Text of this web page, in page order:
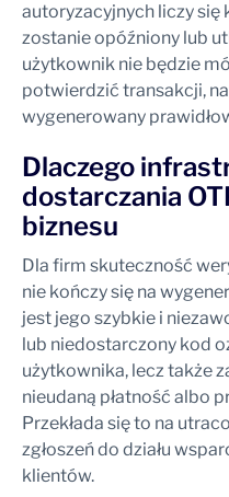
autoryzacyjnych liczy się
zostanie opóźniony lub
użytkownik nie będzie
potwierdzić transakcji,
wygenerowany
Dlaczego
dostarczania
biznesu
Dla firm skuteczność
nie kończy się na
jest jego szybkie i
lub niedostarczony kod
użytkownika, lecz także
nieudaną płatność albo
Przekłada się to na
zgłoszeń do działu
klientów.